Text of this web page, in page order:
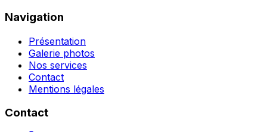
Navigation
Présentation
Galerie photos
Nos services
Contact
Mentions légales
Contact